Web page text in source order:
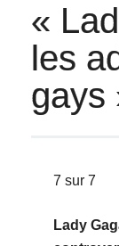
«
les
gays
7 sur 7
Lady